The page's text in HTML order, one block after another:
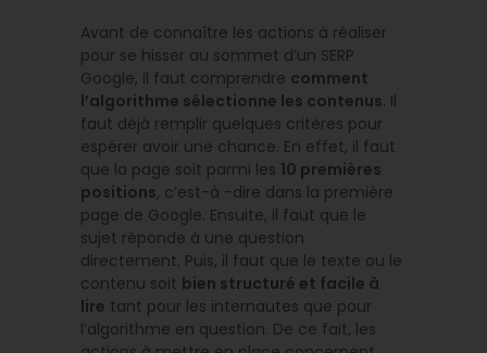
Avant de connaître les actions à réaliser
pour se hisser au sommet d’un SERP
Google, il faut comprendre comment
l’algorithme sélectionne les contenus. Il
faut déjà remplir quelques critères pour
espérer avoir une chance. En effet, il faut
que la page soit parmi les 10 premières
positions, c’est-à -dire dans la première
page de Google. Ensuite, il faut que le
sujet réponde à une question
directement. Puis, il faut que le texte ou le
contenu soit bien structuré et facile à
lire tant pour les internautes que pour
l’algorithme en question. De ce fait, les